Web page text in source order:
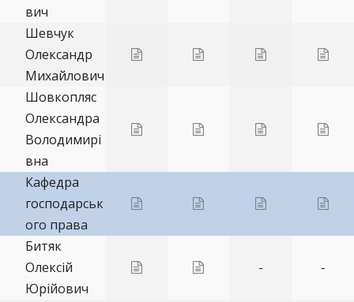
вич
Шевчук
Олександр
Михайлович
Шовкопляс
Олександра
Володимирі
вна
Кафедра
господарськ
ого права
Битяк
Олексій
Юрійович
- -